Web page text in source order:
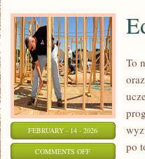
FEBRUARY - 14 - 2026
COMMENTS OFFON
To
po